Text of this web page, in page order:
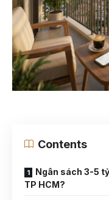
Contents
Ngân sách 3-5
TP HCM?